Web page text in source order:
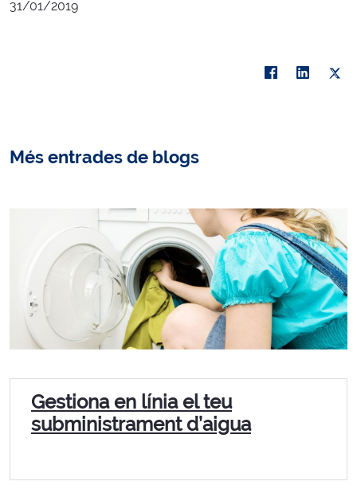
31/01/2019
Més entrades de blogs
Gestiona en línia el teu
subministrament d’aigua